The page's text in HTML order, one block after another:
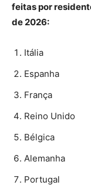
feitas por
de 2026:
Itália
Espanha
França
Reino Unido
Bélgica
Alemanha
Portugal